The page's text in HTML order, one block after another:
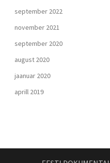
september 2022
november 2021
september 2020
august 2020
jaanuar 2020
aprill 2019